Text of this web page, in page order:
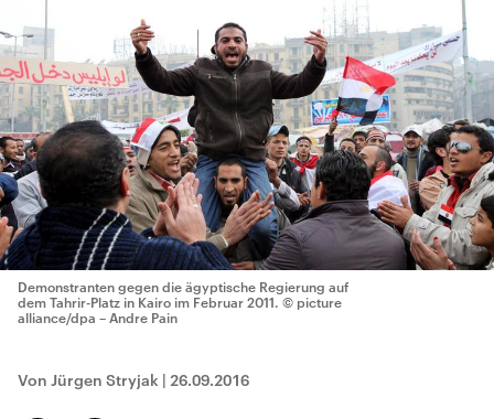
Demonstranten gegen die ägyptische Regierung auf
dem Tahrir-Platz in Kairo im Februar 2011. © picture
alliance/dpa – Andre Pain
Von Jürgen Stryjak | 26.09.2016